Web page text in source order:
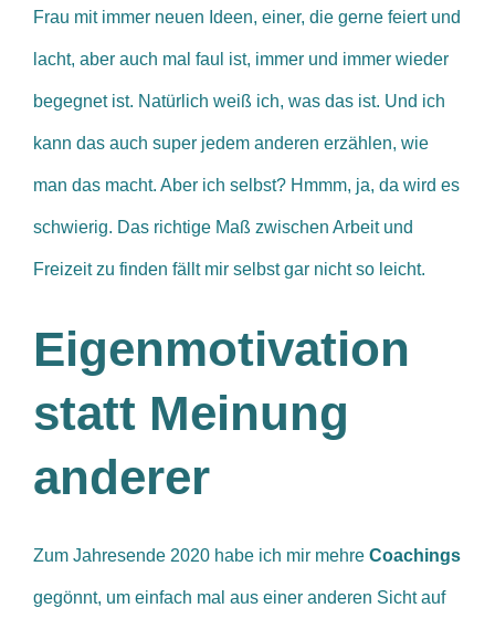
Frau mit immer neuen Ideen, einer, die gerne feiert und
lacht, aber auch mal faul ist, immer und immer wieder
begegnet ist. Natürlich weiß ich, was das ist. Und ich
kann das auch super jedem anderen erzählen, wie
man das macht. Aber ich selbst? Hmmm, ja, da wird es
schwierig. Das richtige Maß zwischen Arbeit und
Freizeit zu finden fällt mir selbst gar nicht so leicht.
Eigenmotivation
statt Meinung
anderer
Zum Jahresende 2020 habe ich mir mehre Coachings
gegönnt, um einfach mal aus einer anderen Sicht auf